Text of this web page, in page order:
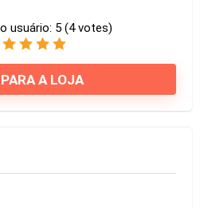
usuário: 5 (4votes)
A LOJA